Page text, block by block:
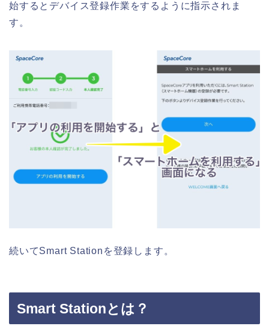
始するとデバイス登録作業をするように指示されま
す。
続いてSmart Stationを登録します。
Smart Stationとは？